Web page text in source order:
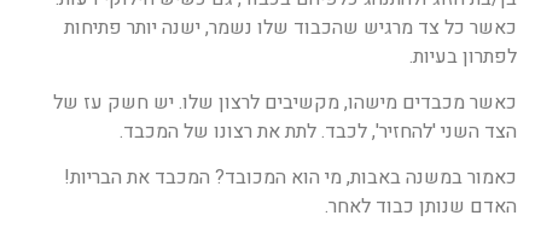
כאשר כל צד מרגיש שהכבוד שלו נשמר, ישנה יותר פתיחות
לפתרון בעיות.
כאשר מכבדים מישהו, מקשיבים לרצון שלו. יש חשק עז של
הצד השני 'להחזיר', לכבד. לתת את רצונו של המכבד.
כאמור במשנה באבות, מי הוא המכובד? המכבד את הבריות!
האדם שנותן כבוד לאחר.